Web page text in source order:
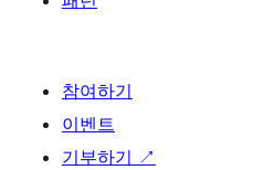
참여하기
이벤트
기부하기 ↗